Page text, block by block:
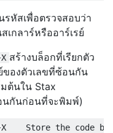
รหัสเพื่อตรวจสอบว่า
กลาร์หรืออาร์เรย์
สร้างบล็อกที่เรียกตัว
ของตัวเลขที่ซ้อนกัน
มต้นใน Stax
นกันก่อนที่จะพิมพ์)
the code